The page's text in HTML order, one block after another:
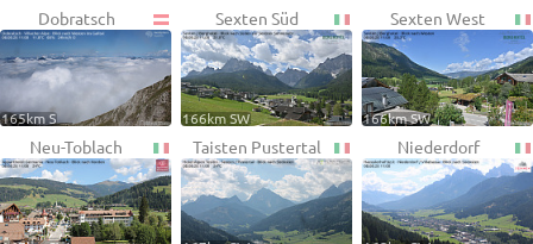
Dobratsch
165km S
Sexten Süd
166km SW
Sexten West
166km SW
Neu-Toblach Taisten Pustertal Niederdorf